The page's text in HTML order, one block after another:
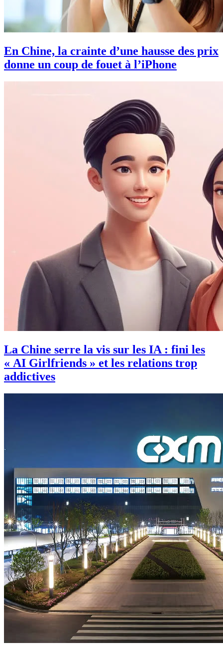
En Chine, la crainte d’une hausse des prix
donne un coup de fouet à l’iPhone
La Chine serre la vis sur les IA : fini les
« AI Girlfriends » et les relations trop
addictives